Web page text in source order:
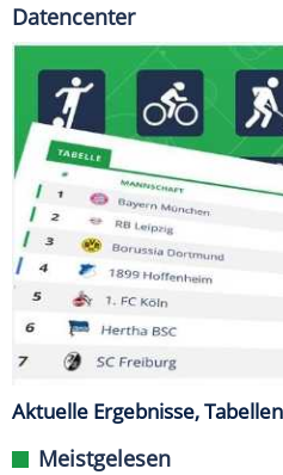
Datencenter
Aktuelle Ergebnisse,
Meistgelesen